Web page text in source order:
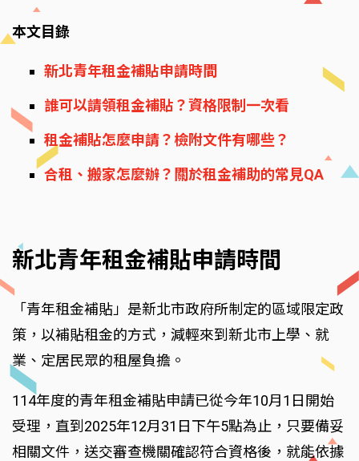
本文目錄
新北青年租金補貼申請時間
誰可以請領租金補貼？資格限制一次看
租金補貼怎麼申請？檢附文件有哪些？
合租、搬家怎麼辦？關於租金補助的常見QA
新北青年租金補貼申請時間
「青年租金補貼」是新北市政府所制定的區域限定政
策，以補貼租金的方式，減輕來到新北市上學、就
業、定居民眾的租屋負擔。
114年度的青年租金補貼申請已從今年10月1日開始
受理，直到2025年12月31日下午5點為止，只要備妥
相關文件，送交審查機關確認符合資格後，就能依據